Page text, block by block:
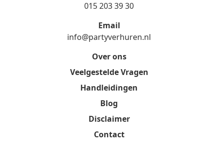
015 203 39 30
Email
info@partyverhuren.nl
Over ons
Veelgestelde Vragen
Handleidingen
Blog
Disclaimer
Contact